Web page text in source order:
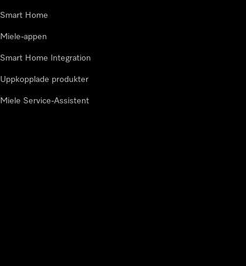
Smart Home
Miele-appen
Smart Home Integration
Uppkopplade produkter
Miele Service-Assistent